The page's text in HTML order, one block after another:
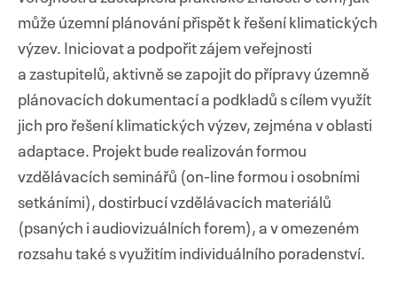
může územní plánování přispět k řešení klimatických
výzev. Iniciovat a podpořit zájem veřejnosti
a zastupitelů, aktivně se zapojit do přípravy územně
plánovacích dokumentací a podkladů s cílem využít
jich pro řešení klimatických výzev, zejména v oblasti
adaptace. Projekt bude realizován formou
vzdělávacích seminářů (on-line formou i osobními
setkáními), dostirbucí vzdělávacích materiálů
(psaných i audiovizuálních forem), a v omezeném
rozsahu také s využitím individuálního poradenství.